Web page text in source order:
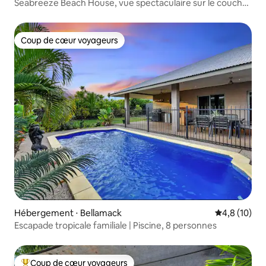
Seabreeze Beach House, vue spectaculaire sur le coucher
Coup de cœur voyageurs
Coup de cœur voyageurs
Hébergement ⋅ Bellamack Évaluation
4,8 (10)
Escapade tropicale familiale | Piscine, 8 personnes
Coup de cœur voyageurs